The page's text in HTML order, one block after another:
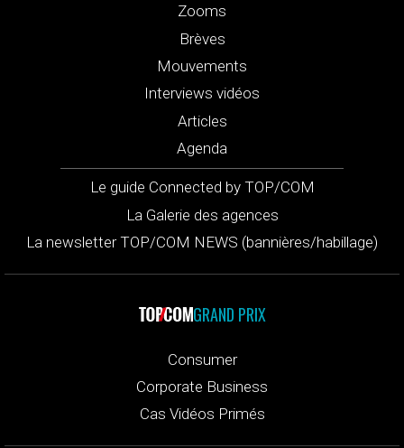
Zooms
Brèves
Mouvements
Interviews vidéos
Articles
Agenda
Le guide Connected by TOP/COM
La Galerie des agences
La newsletter TOP/COM NEWS (bannières/habillage)
GRAND PRIX
Consumer
Corporate Business
Cas Vidéos Primés